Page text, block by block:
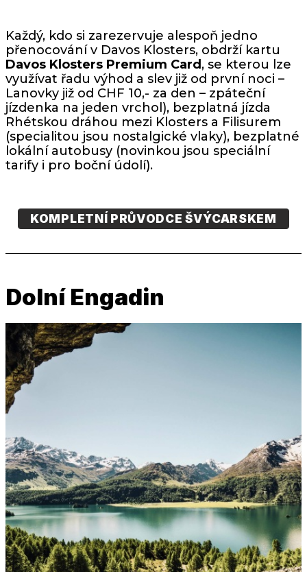
Každý, kdo si zarezervuje alespoň jedno
přenocování v Davos Klosters, obdrží kartu
Davos Klosters Premium Card , se kterou lze
využívat řadu výhod a slev již od první noci –
Lanovky již od CHF 10,- za den – zpáteční
jízdenka na jeden vrchol), bezplatná jízda
Rhétskou dráhou mezi Klosters a Filisurem
(specialitou jsou nostalgické vlaky), bezplatné
lokální autobusy (novinkou jsou speciální
tarify i pro boční údolí).
KOMPLETNÍ PRŮVODCE ŠVÝCARSKEM
Dolní Engadin